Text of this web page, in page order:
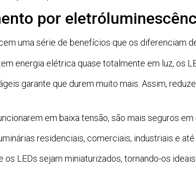
por
uma série de benefícios que os diferenciam
energia elétrica quase totalmente em luz, os
garante que durem muito mais. Assim,
em baixa tensão, são mais seguros
residenciais, comerciais, industriais e
LEDs sejam miniaturizados, tornando-os